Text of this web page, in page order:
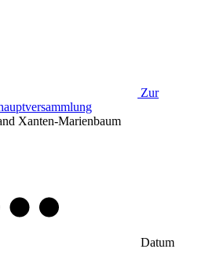
Zur
Xanten-Marienbaum
Datum